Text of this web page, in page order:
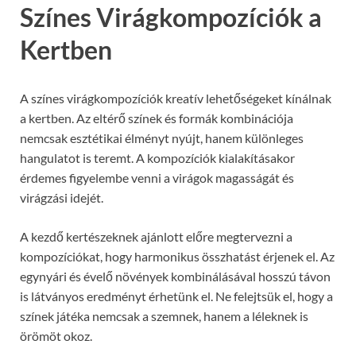
Színes Virágkompozíciók a
Kertben
A színes virágkompozíciók kreatív lehetőségeket kínálnak
a kertben. Az eltérő színek és formák kombinációja
nemcsak esztétikai élményt nyújt, hanem különleges
hangulatot is teremt. A kompozíciók kialakításakor
érdemes figyelembe venni a virágok magasságát és
virágzási idejét.
A kezdő kertészeknek ajánlott előre megtervezni a
kompozíciókat, hogy harmonikus összhatást érjenek el. Az
egynyári és évelő növények kombinálásával hosszú távon
is látványos eredményt érhetünk el. Ne felejtsük el, hogy a
színek játéka nemcsak a szemnek, hanem a léleknek is
örömöt okoz.